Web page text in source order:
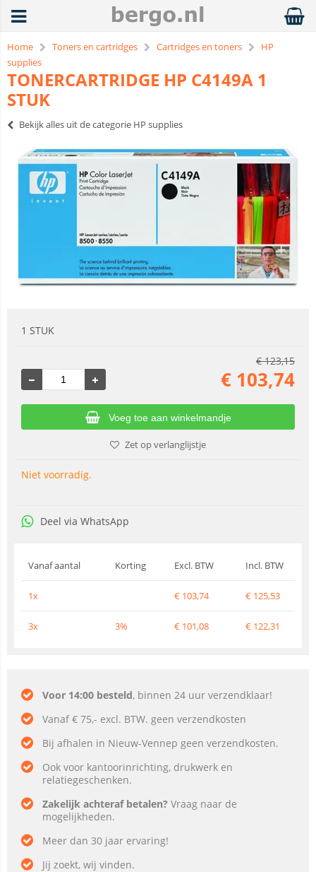
Home Toners en cartridges Cartridges en toners
HP
supplies
TONERCARTRIDGE HP C4149A 1
STUK
Bekijk alles uit de categorie HP supplies
1 STUK
€123,15
€ 103,74
Voeg toe aan winkelmandje
Zet op verlanglijstje
Niet voorradig.
Deel via WhatsApp
Vanaf aantal Korting Excl. BTW Incl. BTW
1x € 103,74 € 125,53
3x 3% € 101,08 € 122,31
Voor 14:00 besteld, binnen 24 uur verzendklaar!
Vanaf € 75,- excl. BTW. geen verzendkosten
Bij afhalen in Nieuw-Vennep geen verzendkosten.
Ook voor kantoorinrichting, drukwerk en
relatiegeschenken.
Zakelijk achteraf betalen? Vraag naar de
mogelijkheden.
Meer dan 30 jaar ervaring!
Jij zoekt, wij vinden.